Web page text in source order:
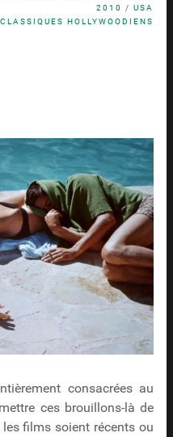
2010 /USA
HOLLYWOODIENS
consacrées au
ces brouillons-là de
films soient récents ou